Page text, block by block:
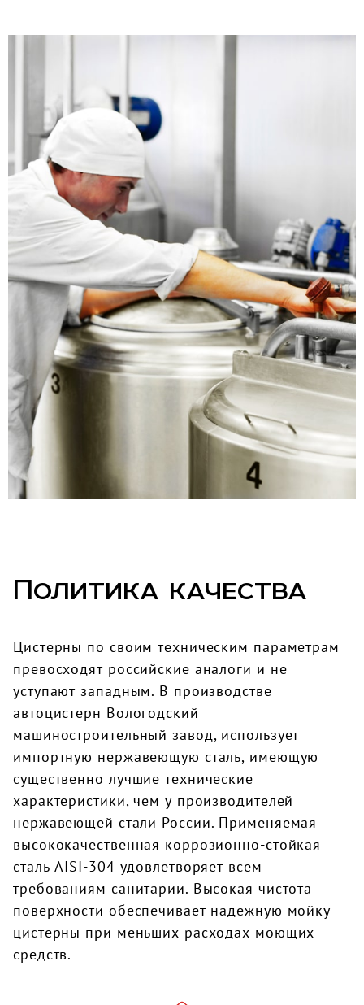
Политика качества
Цистерны по своим техническим параметрам
превосходят российские аналоги и не
уступают западным. В производстве
автоцистерн Вологодский
машиностроительный завод, использует
импортную нержавеющую сталь, имеющую
существенно лучшие технические
характеристики, чем у производителей
нержавеющей стали России. Применяемая
высококачественная коррозионно-стойкая
сталь AISI-304 удовлетворяет всем
требованиям санитарии. Высокая чистота
поверхности обеспечивает надежную мойку
цистерны при меньших расходах моющих
средств.